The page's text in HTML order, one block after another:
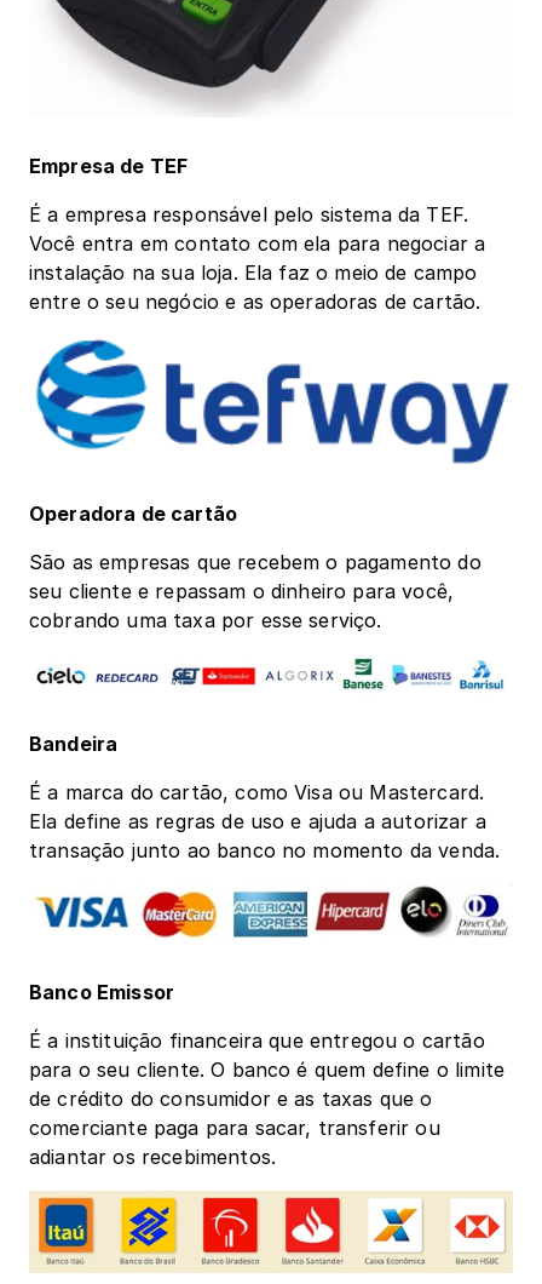
Empresa de TEF
É a empresa responsável pelo sistema da TEF.
Você entra em contato com ela para negociar a
instalação na sua loja. Ela faz o meio de campo
entre o seu negócio e as operadoras de cartão.
Operadora de cartão
São as empresas que recebem o pagamento do
seu cliente e repassam o dinheiro para você,
cobrando uma taxa por esse serviço.
Bandeira
É a marca do cartão, como Visa ou Mastercard.
Ela define as regras de uso e ajuda a autorizar a
transação junto ao banco no momento da venda.
Banco Emissor
É a instituição financeira que entregou o cartão
para o seu cliente. O banco é quem define o limite
de crédito do consumidor e as taxas que o
comerciante paga para sacar, transferir ou
adiantar os recebimentos.